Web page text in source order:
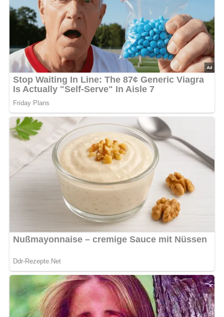
zeigt, wie sehr dieses Gericht geschätzt wird.
Die Zubereitung ist einfach und erfordert keine
aufwendigen Techniken – ideal für Einsteiger und
Kochliebhaber gleichermaßen. Die Zutaten sind einfach
und leicht erhältlich, sodass du problemlos ein
authentisches Geschmackserlebnis erschaffen kannst.
Nachfolgend findest du ein einfaches, aber köstliches
Rezept für Borschtsch, das dich sicherlich begeistern wird!
PantherMedia / Irina Jesikova